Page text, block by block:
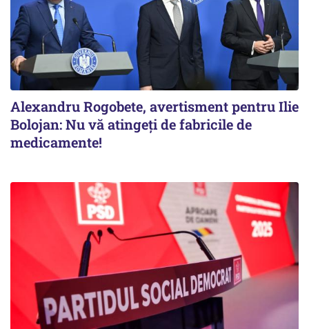
Alexandru Rogobete, avertisment pentru Ilie
Bolojan: Nu vă atingeți de fabricile de
medicamente!